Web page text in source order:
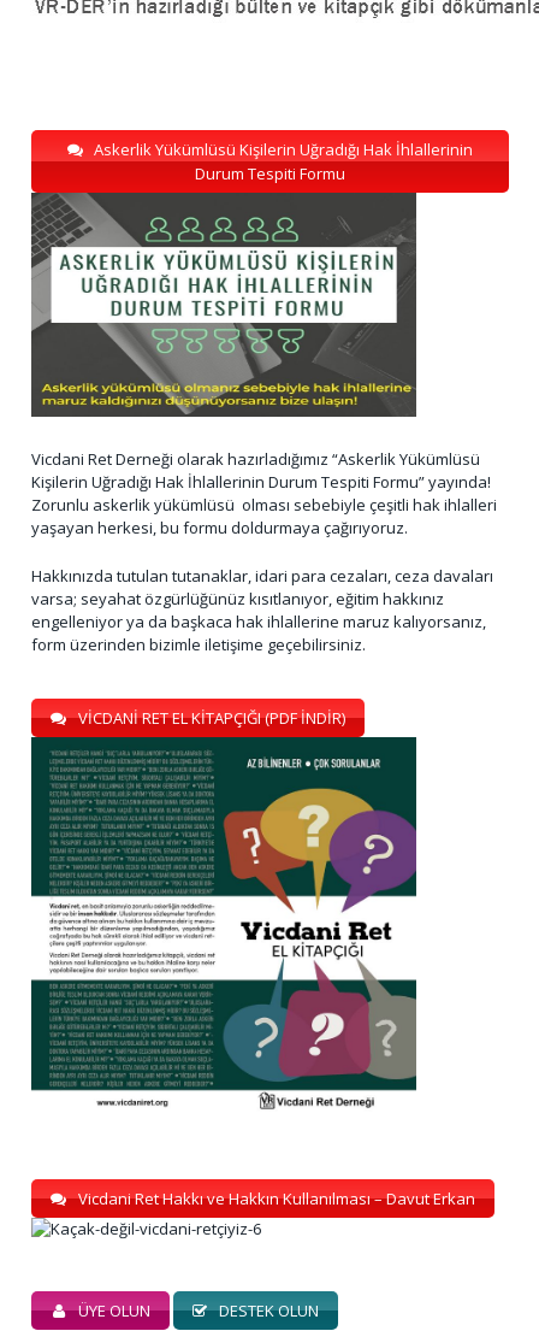
Askerlik Yükümlüsü Kişilerin Uğradığı Hak İhlallerinin
Durum Tespiti Formu
Vicdani Ret Derneği olarak hazırladığımız “Askerlik Yükümlüsü
Kişilerin Uğradığı Hak İhlallerinin Durum Tespiti Formu” yayında!
Zorunlu askerlik yükümlüsü olması sebebiyle çeşitli hak ihlalleri
yaşayan herkesi, bu formu doldurmaya çağırıyoruz.
Hakkınızda tutulan tutanaklar, idari para cezaları, ceza davaları
varsa; seyahat özgürlüğünüz kısıtlanıyor, eğitim hakkınız
engelleniyor ya da başkaca hak ihlallerine maruz kalıyorsanız,
form üzerinden bizimle iletişime geçebilirsiniz.
VİCDANİ RET EL KİTAPÇIĞI (PDF İNDİR)
Vicdani Ret Hakkı ve Hakkın Kullanılması – Davut Erkan
ÜYE OLUN DESTEK OLUN